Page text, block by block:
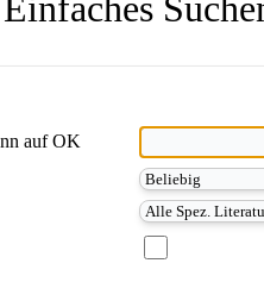
Einfaches
auf OK